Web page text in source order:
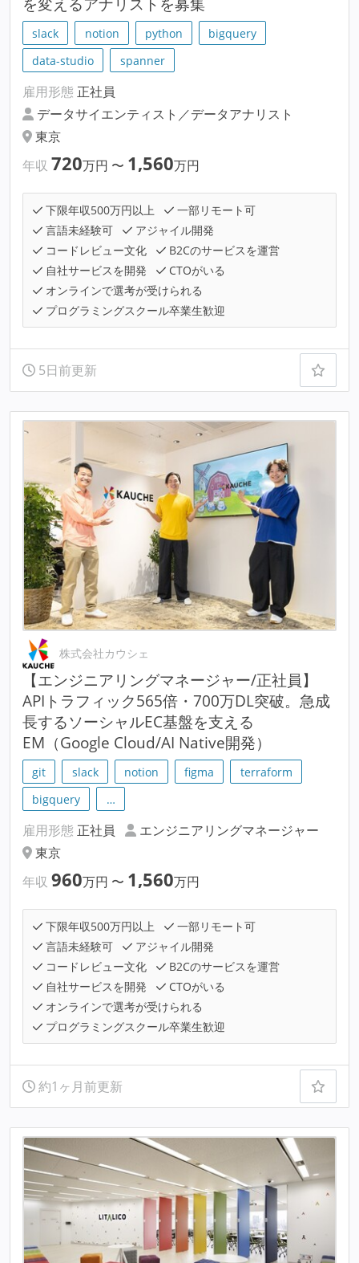
slack notion python
bigquery
data-studio
spanner
雇用形態 正社員
データサイエンティスト／データアナリスト
東京
年収 720万円 〜 1,560万円
下限年収500万円以上
一部リモート可
言語未経験可
アジャイル開発
コードレビュー文化
B2Cのサービスを運営
自社サービスを開発
CTOがいる
オンラインで選考が受けられる
プログラミングスクール卒業生歓迎
5日前更新
株式会社カウシェ
【エンジニアリングマネージャー/正社員】
APIトラフィック565倍・700万DL突破。急成
長するソーシャルEC基盤を支える
EM（Google Cloud/AI Native開発）
git slack notion figma
terraform
bigquery
…
雇用形態 正社員
エンジニアリングマネージャー
東京
年収 960万円 〜 1,560万円
下限年収500万円以上
一部リモート可
言語未経験可
アジャイル開発
コードレビュー文化
B2Cのサービスを運営
自社サービスを開発
CTOがいる
オンラインで選考が受けられる
プログラミングスクール卒業生歓迎
約1ヶ月前更新